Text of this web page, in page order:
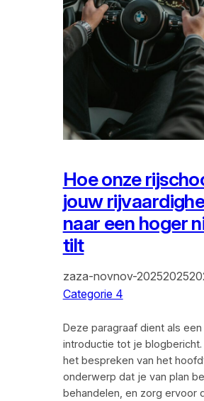
Hoe onze
jouw
naar een hoger
tilt
zaza-novnov-
Categorie 4
Deze paragraaf dient als een
introductie tot je blogbericht.
het bespreken van het
onderwerp dat je van plan
behandelen, en zorg ervoor